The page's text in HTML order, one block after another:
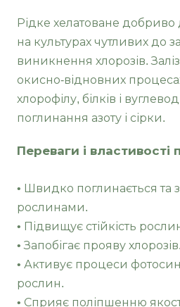
Рідке хелатоване добриво
на культурах чутливих до
виникнення хлорозів.
окисно-відновних
хлорофілу, білків і
поглинання азоту і сірки.
Переваги і властивості
• Швидко поглинається та
рослинами.
• Підвищує стійкість
• Запобігає прояву хлорозів.
• Активує процеси
рослин.
• Сприяє поліпшенню